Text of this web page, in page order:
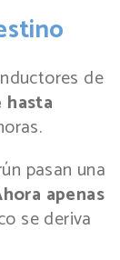
de
hasta
pasan una
apenas
se deriva